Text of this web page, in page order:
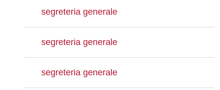
segreteria generale
segreteria generale
segreteria generale